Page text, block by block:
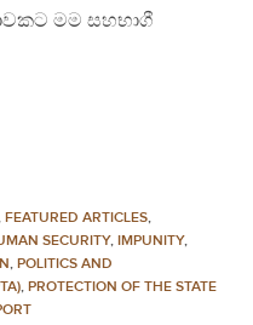
මම සහභාගී
FEATURED ARTICLES,
SECURITY, IMPUNITY,
, POLITICS AND
, PROTECTION OF THE STATE